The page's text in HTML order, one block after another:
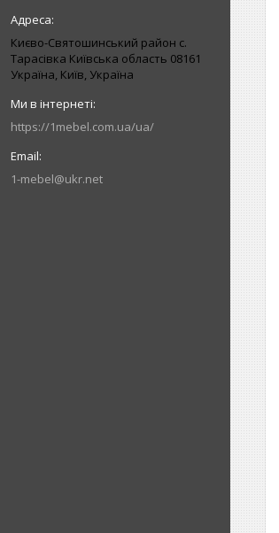
Києво-Святошинський район с.
Тарасівка Київська область 08161
Україна, Київ, Україна
https://1mebel.com.ua/ua/
1-mebel@ukr.net